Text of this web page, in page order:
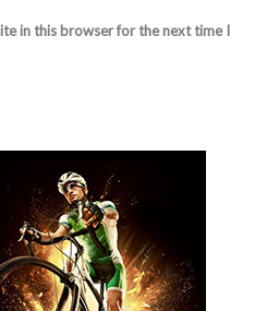
in this browser for the next time I